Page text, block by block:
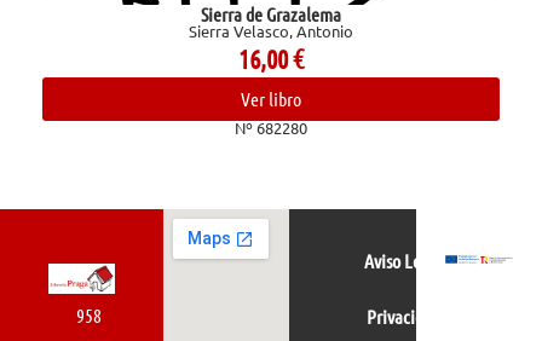
Sierra de Grazalema
Sierra Velasco, Antonio
16,00€
Ver libro
Nº 682280
958
Aviso Legal
Privacidad